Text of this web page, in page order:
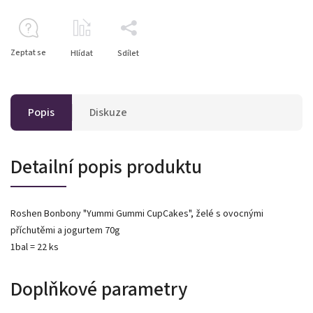
Zeptat se Hlídat Sdílet
Popis Diskuze
Detailní popis produktu
Roshen Bonbony "Yummi Gummi CupCakes", želé s ovocnými
příchutěmi a jogurtem 70g
1bal = 22 ks
Doplňkové parametry